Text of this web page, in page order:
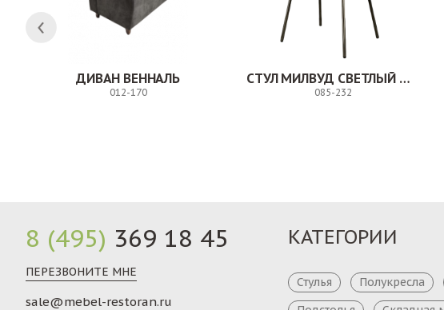
ДИВАН ВЕННАЛЬ
012-170
СТУЛ МИЛВУД СВЕТЛЫЙ ШЕЛК
085-232
8 (495) 369 18 45
ПЕРЕЗВОНИТЕ МНЕ
sale@mebel-restoran.ru
КАТЕГОРИИ
Стулья Полукресла